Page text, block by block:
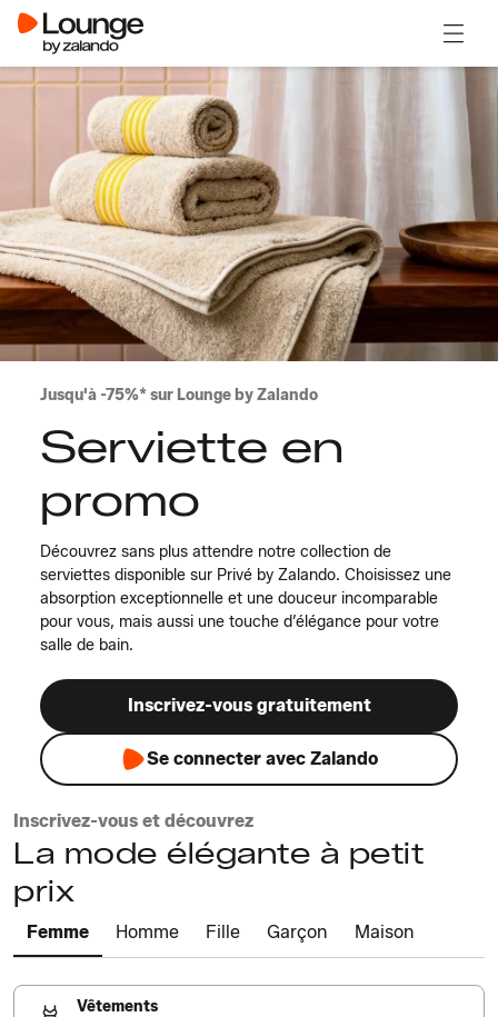
Jusqu'à -75%* sur Lounge by Zalando
Serviette en
promo
Découvrez sans plus attendre notre collection de
serviettes disponible sur Privé by Zalando. Choisissez une
absorption exceptionnelle et une douceur incomparable
pour vous, mais aussi une touche d’élégance pour votre
salle de bain.
Inscrivez-vous gratuitement
Se connecter avec Zalando
Inscrivez-vous et découvrez
La mode élégante à petit
prix
Femme Homme Fille Garçon Maison
Vêtements